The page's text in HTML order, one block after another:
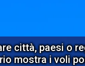
città, paesi o
mostra i voli